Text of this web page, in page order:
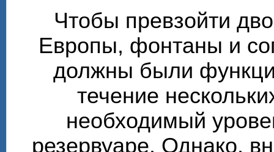
Чтобы превзойти
Европы, фонтаны и
должны были
течение
необходимый
резервуаре. Однако,